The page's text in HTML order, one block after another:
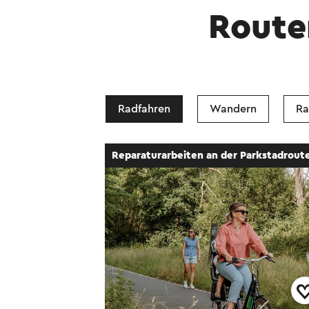
Dieser Text wurde
Radfahren Wandern
Radtour → 35,2
Reparaturarbeiten an der